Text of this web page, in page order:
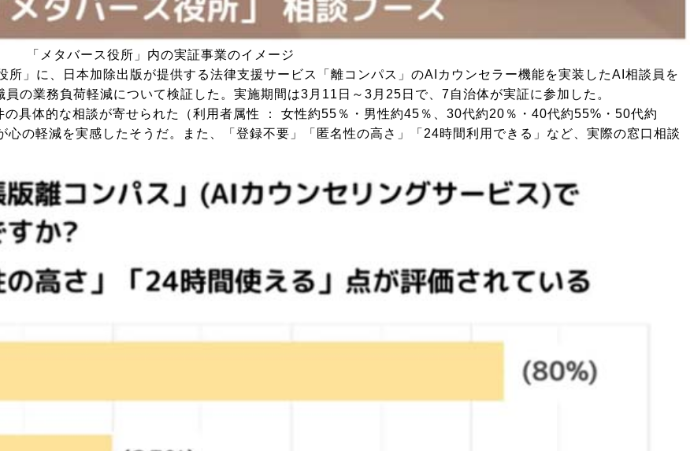
「メタバース役所」内の実証事業のイメージ
」に、日本加除出版が提供する法律支援サービス「離コンパス」のAIカウンセラー機能を実装したAI相談員を
の業務負荷軽減について検証した。実施期間は3月11日～3月25日で、7自治体が実証に参加した。
具体的な相談が寄せられた（利用者属性 ： 女性約55％・男性約45％、30代約20％・40代約55%・50代約
の軽減を実感したそうだ。また、「登録不要」「匿名性の高さ」「24時間利用できる」など、実際の窓口相談